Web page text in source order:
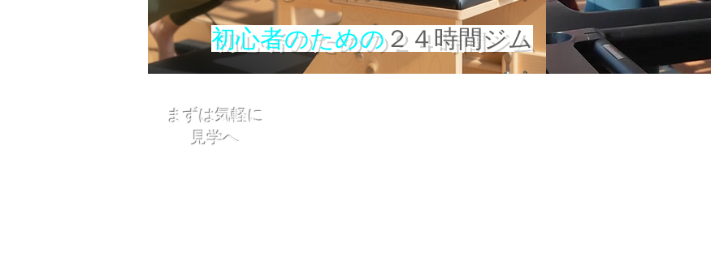
初心者のための２４時間ジム
まずは気軽に
見学へ